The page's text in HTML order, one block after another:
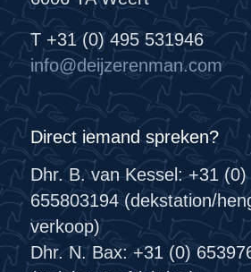
T +31 (0) 495 531946
info@deijzerenman.com
Direct iemand spreken?
Dhr. B. van Kessel: +31 (0)
655803194 (dekstation/
verkoop)
Dhr. N. Bax: +31 (0)